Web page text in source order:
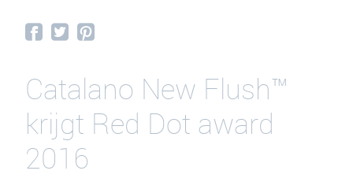
Catalano New Flush™
krijgt Red Dot award
2016